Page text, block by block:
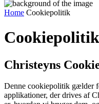
Home Cookiepolitik
Cookiepolitik
Christeyns
Denne cookiepolitik gælder
applikationer, der drives af